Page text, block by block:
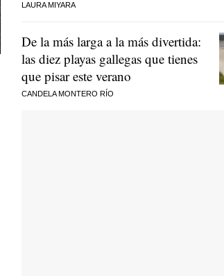
LAURA MIYARA
De la más larga a la más divertida:
las diez playas gallegas que tienes
que pisar este verano
CANDELA MONTERO RÍO